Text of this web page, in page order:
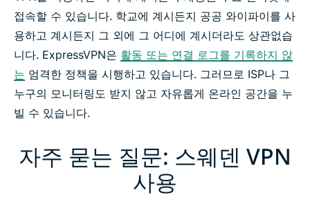
접속할 수 있습니다. 학교에 계시든지 공공 와이파이를 사
용하고 계시든지 그 외에 그 어디에 계시더라도 상관없습
니다. ExpressVPN은 활동 또는 연결 로그를 기록하지 않
는 엄격한 정책을 시행하고 있습니다. 그러므로 ISP나 그
누구의 모니터링도 받지 않고 자유롭게 온라인 공간을 누
빌 수 있습니다.
자주 묻는 질문: 스웨덴 VPN
사용